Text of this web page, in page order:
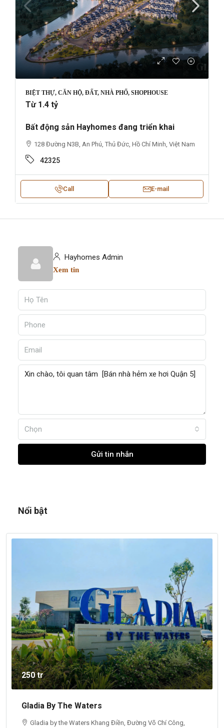
BIỆT THỰ, CĂN HỘ, ĐẤT, NHÀ PHỐ, SHOPHOUSE
Từ 1.4 tỷ
Bất động sản Hayhomes đang triển khai
128 Đường N3B, An Phú, Thủ Đức, Hồ Chí Minh, Việt Nam
42325
Call E-mail
Hayhomes Admin
Xem tin
Chọn
Gửi tin nhắn
Nổi bật
250 tr
Gladia By The Waters
Gladia by the Waters Khang Điền, Đường Võ Chí Công,